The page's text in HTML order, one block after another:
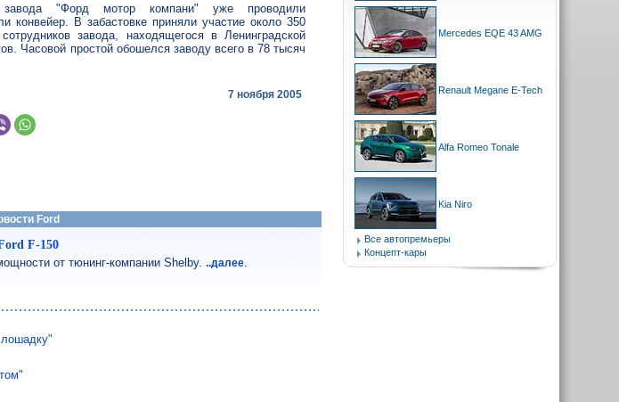
"Форд мотор компани" уже проводили
конвейер. В забастовке приняли участие около 350
завода, находящегося в Ленинградской
Часовой простой обошелся заводу всего в 78 тысяч
7 ноября 2005
Ford
F-150
от тюнинг-компании Shelby...далее
Mercedes EQE 43 AMG
Renault Megane E-Tech
Alfa Romeo Tonale
Kia Niro
Все автопремьеры
Концепт-кары